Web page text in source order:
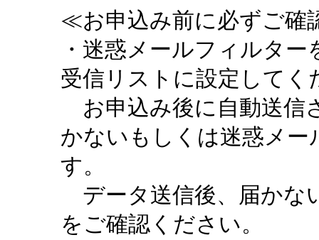
≪お申込み前に必ずご確
・迷惑メールフィルタ
受信リストに設定してく
お申込み後に自動送信
かないもしくは迷惑メ
す。
データ送信後、届かな
をご確認ください。